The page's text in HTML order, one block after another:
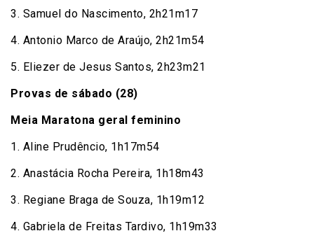
3. Samuel do Nascimento, 2h21m17
4. Antonio Marco de Araújo, 2h21m54
5. Eliezer de Jesus Santos, 2h23m21
Provas de sábado (28)
Meia Maratona geral feminino
1. Aline Prudêncio, 1h17m54
2. Anastácia Rocha Pereira, 1h18m43
3. Regiane Braga de Souza, 1h19m12
4. Gabriela de Freitas Tardivo, 1h19m33